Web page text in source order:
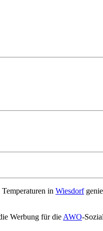
in Wiesdorf
Werbung für die AWO-